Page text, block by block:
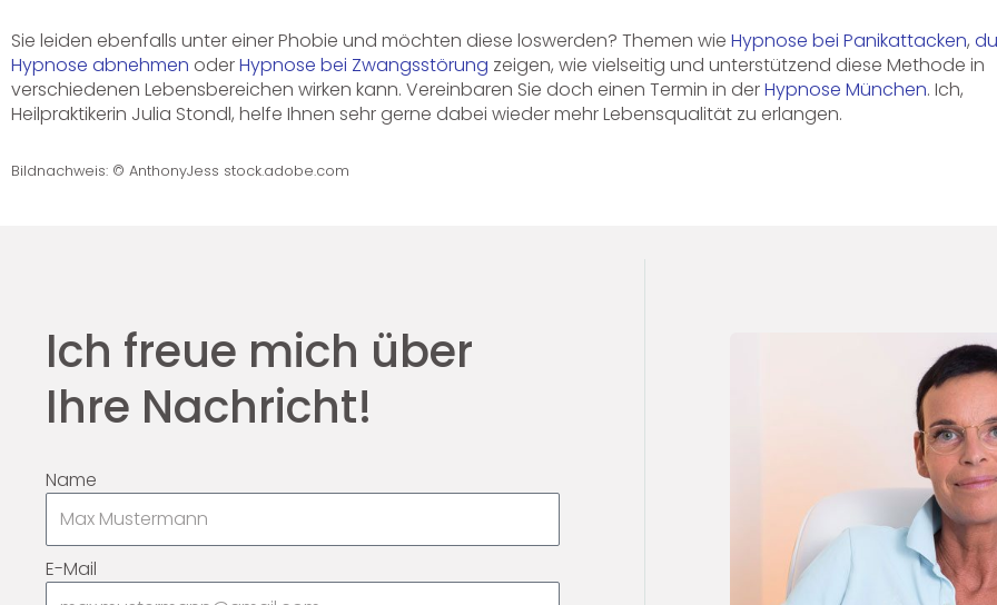
Sie leiden ebenfalls unter einer Phobie und möchten diese loswerden? Themen wie Hypnose bei Panikattacken,
Hypnose abnehmen oderHypnose bei Zwangsstörung zeigen, wie vielseitig und unterstützend diese Methode in
verschiedenen Lebensbereichen wirken kann. Vereinbaren Sie doch einen Termin in derHypnose München. Ich,
Heilpraktikerin Julia Stondl, helfe Ihnen sehr gerne dabei wieder mehr Lebensqualität zu erlangen.
Bildnachweis: © AnthonyJess stock.adobe.com
Ich freue mich über
Ihre Nachricht!
Name
E-Mail